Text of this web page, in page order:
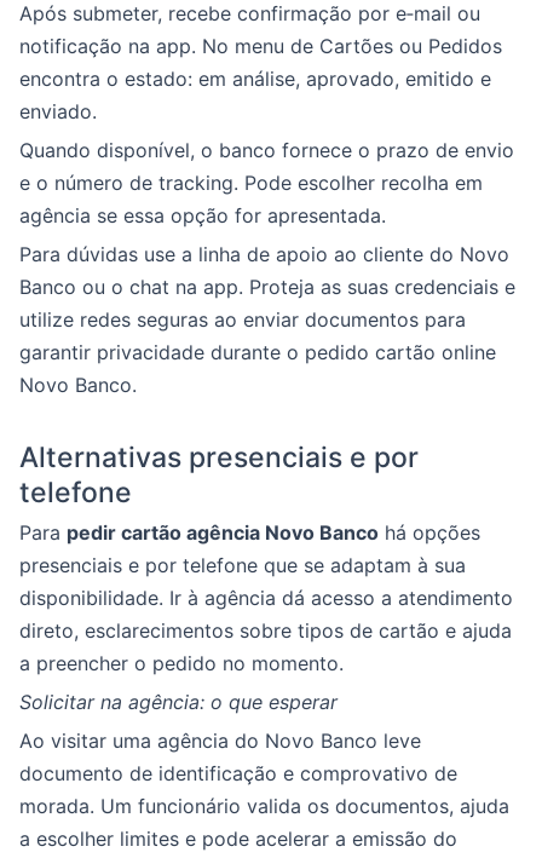
Após submeter, recebe confirmação por e‑mail ou
notificação na app. No menu de Cartões ou Pedidos
encontra o estado: em análise, aprovado, emitido e
enviado.
Quando disponível, o banco fornece o prazo de envio
e o número de tracking. Pode escolher recolha em
agência se essa opção for apresentada.
Para dúvidas use a linha de apoio ao cliente do Novo
Banco ou o chat na app. Proteja as suas credenciais e
utilize redes seguras ao enviar documentos para
garantir privacidade durante o pedido cartão online
Novo Banco.
Alternativas presenciais e por
telefone
Para pedir cartão agência Novo Banco há opções
presenciais e por telefone que se adaptam à sua
disponibilidade. Ir à agência dá acesso a atendimento
direto, esclarecimentos sobre tipos de cartão e ajuda
a preencher o pedido no momento.
Solicitar na agência: o que esperar
Ao visitar uma agência do Novo Banco leve
documento de identificação e comprovativo de
morada. Um funcionário valida os documentos, ajuda
a escolher limites e pode acelerar a emissão do